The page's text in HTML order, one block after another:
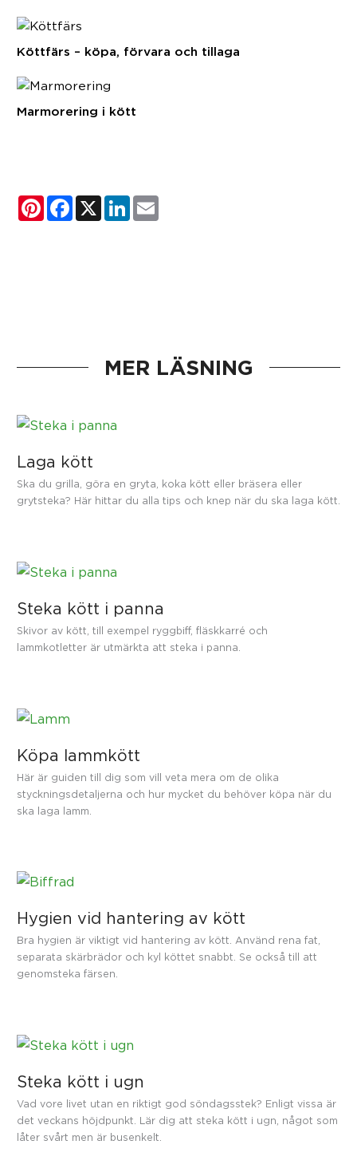
Köttfärs – köpa, förvara och tillaga
Marmorering i kött
PinterestFacebook
X LinkedIn
MER LÄSNING
Laga kött
Ska du grilla, göra en gryta, koka kött eller bräsera eller
grytsteka? Här hittar du alla tips och knep när du ska laga kött.
Steka kött i panna
Skivor av kött, till exempel ryggbiff, fläskkarré och
lammkotletter är utmärkta att steka i panna.
Köpa lammkött
Här är guiden till dig som vill veta mera om de olika
styckningsdetaljerna och hur mycket du behöver köpa när du
ska laga lamm.
Hygien vid hantering av kött
Bra hygien är viktigt vid hantering av kött. Använd rena fat,
separata skärbrädor och kyl köttet snabbt. Se också till att
genomsteka färsen.
Steka kött i ugn
Vad vore livet utan en riktigt god söndagsstek? Enligt vissa är
det veckans höjdpunkt. Lär dig att steka kött i ugn, något som
låter svårt men är busenkelt.